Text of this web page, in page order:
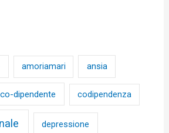
amoriamari ansia
co-dipendente codipendenza
depressione